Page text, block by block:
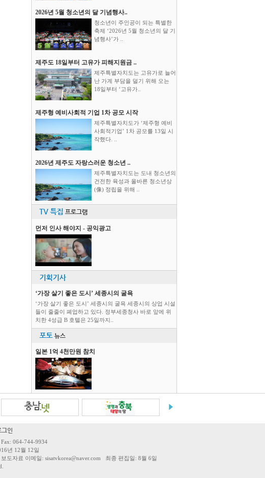
2026년 5월 청소년의 달 기념행사..
청소년이 주인공이 되는 특별한
축제 ‘2026년 5월 청소년의 달 기
념행사’가 ..
제주도 18일부터 고유가 피해지원금 ..
제주특별자치도는 고유가로 늘어
난 가계 부담을 덜기 위해 오는
18일부터 ‘고유가..
제주형 예비사회적 기업 1차 공모 시작
제주특별자치도가 ‘제주형 예비
사회적기업’ 1차 공모를 13일 시
작했다. ..
2026년 제주도 자랑스러운 청소년 ..
제주특별자치도는 도내 청소년의
건전한 육성과 올바른 청소년상
(像) 정립을 위해 ..
TV 특집 프로그램
먼저 인사 해야지 - 공익광고
기획기사
‘가장 살기 좋은 도시’ 세종시의 굴욕
‘가장 살기 좋은 도시’ 세종시의 굴욕 세종시의 상업 시설
들이 줄줄이 폐업하고 있다. 정부세종청사 바로 앞에 위
치한 4성급 B 호텔은 25일까지..
포토 뉴스
일본 1억 4천만원 참치
그인
064-744-9934
년 12월 12일
자료 이메일: sisatvkorea@naver.com 최종 편집일: 8월 6일